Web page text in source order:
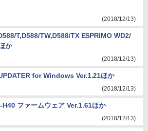
(2018/12/13)
T,D588/TW,D588/TX ESPRIMO WD2/
か
(2018/12/13)
for Windows Ver.1.21ほか
(2018/12/13)
ファームウェア Ver.1.61ほか
(2018/12/13)